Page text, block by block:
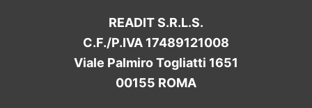
READIT S.R.L.S.
C.F./P.IVA 17489121008
Viale Palmiro Togliatti 1651
00155 ROMA